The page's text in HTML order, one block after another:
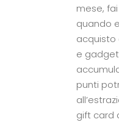
mese,
quando
acquisto
e
punti
gift card